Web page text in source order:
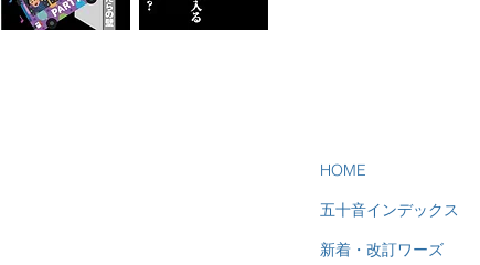
HOME
五十音インデックス
新着・改訂ワーズ